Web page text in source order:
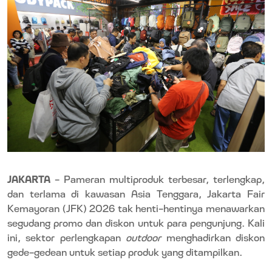
JAKARTA – Pameran multiproduk terbesar, terlengkap,
dan terlama di kawasan Asia Tenggara, Jakarta Fair
Kemayoran (JFK) 2026 tak henti-hentinya menawarkan
segudang promo dan diskon untuk para pengunjung. Kali
ini, sektor perlengkapan outdoormenghadirkan diskon
gede-gedean untuk setiap produk yang ditampilkan.